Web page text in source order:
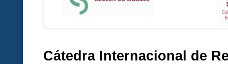
Cátedra Internacional de